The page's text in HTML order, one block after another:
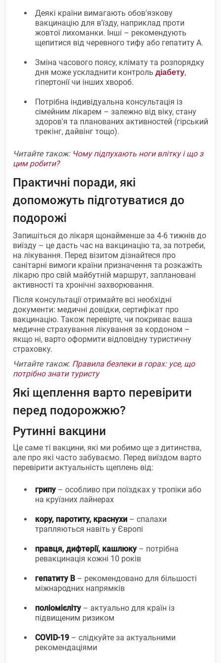
Деякі країни вимагають обов'язкову
вакцинацію для в'їзду, наприклад проти
жовтої лихоманки. Інші – рекомендують
щепитися від черевного тифу або гепатиту А.
Зміна часового поясу, клімату та розпорядку
дня може ускладнити контроль діабету,
гіпертонії чи інших хвороб.
Потрібна індивідуальна консультація із
сімейним лікарем – залежно від віку, стану
здоров'я та планованих активностей (гірський
трекінг, дайвінг тощо).
Читайте також: Чому підпухають ноги влітку і що з
цим робити?
Практичні поради, які
допоможуть підготуватися до
подорожі
Запишіться до лікаря щонайменше за 4-6 тижнів до
виїзду – це дасть час на вакцинацію та, за потреби,
на лікування. Перед візитом дізнайтеся про
санітарні вимоги країни призначення та розкажіть
лікарю про свій майбутній маршрут, заплановані
активності та хронічні захворювання.
Після консультації отримайте всі необхідні
документи: медичні довідки, сертифікат про
вакцинацію. Також перевірте, чи покриває ваша
медичне страхування лікування за кордоном –
якщо ні, варто оформити відповідну туристичну
страховку.
Читайте також: Правила безпеки в горах: усе, що
потрібно знати туристу
Які щеплення варто перевірити
перед подорожжю?
Рутинні вакцини
Це саме ті вакцини, які ми робимо ще з дитинства,
але про які часто забуваємо. Перед виїздом варто
перевірити актуальність щеплень від:
грипу– особливо при поїздках у тропіки або
на круїзних лайнерах
кору, паротиту, краснухи – спалахи
трапляються навіть у Європі
правця, дифтерії, кашлюку– потрібна
ревакцинація кожні 10 років
гепатиту В – рекомендовано для більшості
міжнародних напрямків
поліомієліту– актуально для країн із
підвищеним ризиком
COVID-19 – слідкуйте за актуальними
рекомендаціями